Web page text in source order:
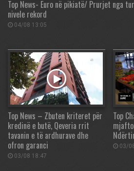
Top News- Euro në pikiatë/ Prurjet nga
nivele rekord
04/08 13:05
Top News – Zbuten kriteret për
kredinë e butë, Qeveria rrit
tavanin e të ardhurave dhe
ofron garanci
03/08 18:47
Top
03/